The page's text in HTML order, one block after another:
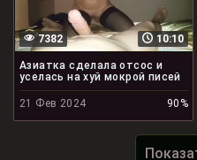
10:10
7382
Азиатка сделала отсос и
уселась на хуй мокрой писей
21 Фев 2024 90%